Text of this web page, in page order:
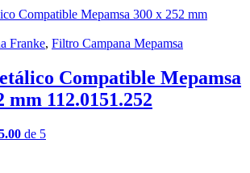
Franke, Filtro Campana Mepamsa
Compatible Mepamsa
mm 112.0151.252
de 5